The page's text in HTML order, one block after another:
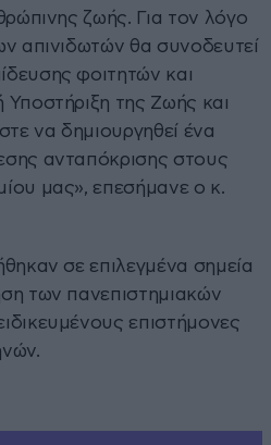
ζωής. Για τον λόγο
απινιδωτών θα συνοδευτεί
φοιτητών και
της Ζωής και
να δημιουργηθεί ένα
ανταπόκρισης στους
μας», επεσήμανε ο κ.
σε επιλεγμένα σημεία
των πανεπιστημιακών
επιστήμονες